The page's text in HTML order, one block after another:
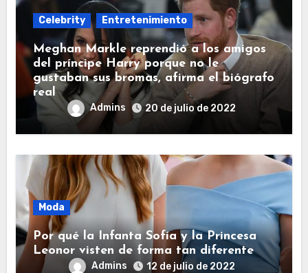
Celebrity Entretenimiento
Meghan Markle reprendió a los amigos
del príncipe Harry porque no le
gustaban sus bromas, afirma el biógrafo
real
Admins 20 de julio de 2022
Moda
Por qué la Infanta Sofía y la Princesa
Leonor visten de forma tan diferente
Admins 12 de julio de 2022